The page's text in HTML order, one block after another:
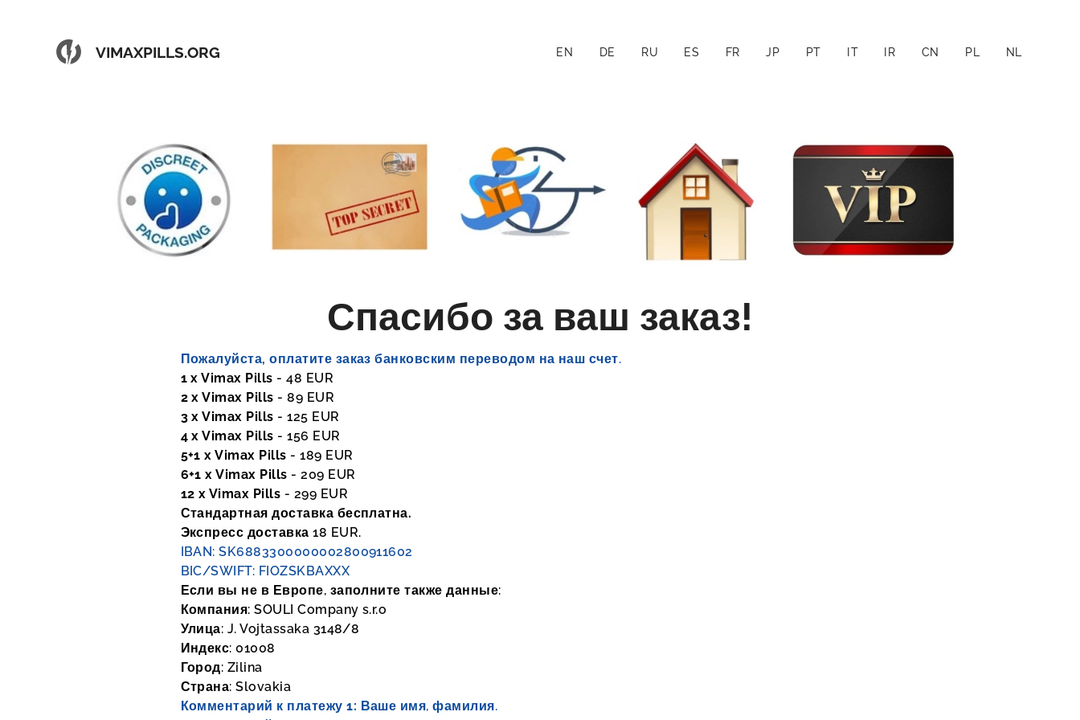
VIMAXPILLS.ORG EN DE RU ES FR JP PT IT IR CN PL NL
Спасибо за ваш заказ!
Пожалуйста, оплатите заказбанковским переводом на наш счет.
1x Vimax Pills - 48 EUR
2x Vimax Pills - 89 EUR
3x Vimax Pills - 125 EUR
4x Vimax Pills - 156 EUR
5+1x Vimax Pills - 189 EUR
6+1x Vimax Pills - 209 EUR
12 x Vimax Pills - 299 EUR
Стандартная доставка бесплатна.
Экспресс доставка 18 EUR.
IBAN: SK6883300000002800911602
BIC/SWIFT: FIOZSKBAXXX
Если вы не в Европе, заполните также данные:
Компания: SOULI Company s.r.o
Улица: J. Vojtassaka 3148/8
Индекс: 01008
Город: Zilina
Страна: Slovakia
Комментарий к платежу 1: Ваше имя, фамилия.